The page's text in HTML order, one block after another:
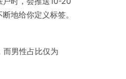
地给你定义标签。
而男性占比仅为